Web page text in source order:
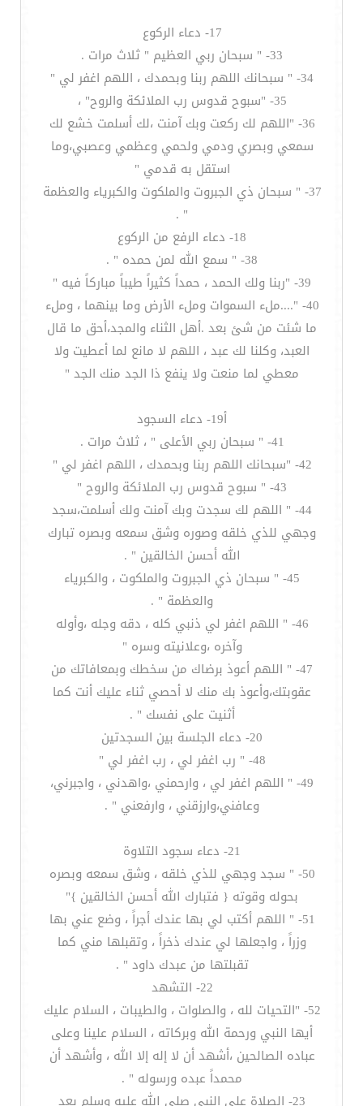
17- دعاء الركوع
33- " سبحان ربي العظيم " ثلاث مرات .
34- " سبحانك اللهم ربنا وبحمدك ، اللهم اغفر لي "
35- "سبوح قدوس رب الملائكة والروح" ،
36- "اللهم لك ركعت وبك آمنت ،لك أسلمت خشع لك
سمعي وبصري ودمي ولحمي وعظمي وعصبي،وما
استقل به قدمي "
37- " سبحان ذي الجبروت والملكوت والكبرياء والعظمة
" .
18- دعاء الرفع من الركوع
38- " سمع الله لمن حمده " .
39- "ربنا ولك الحمد ، حمداً كثيراً طيباً مباركاً فيه "
40- "....ملء السموات وملء الأرض وما بينهما ، وملء
ما شئت من شئ بعد .أهل الثناء والمجد،أحق ما قال
العبد، وكلنا لك عبد ، اللهم لا مانع لما أعطيت ولا
معطي لما منعت ولا ينفع ذا الجد منك الجد "
أ19- دعاء السجود
41- " سبحان ربي الأعلى " ، ثلاث مرات .
42- "سبحانك اللهم ربنا وبحمدك ، اللهم اغفر لي "
43- " سبوح قدوس رب الملائكة والروح "
44- " اللهم لك سجدت وبك آمنت ولك أسلمت،سجد
وجهي للذي خلقه وصوره وشق سمعه وبصره تبارك
الله أحسن الخالقين " .
45- " سبحان ذي الجبروت والملكوت ، والكبرياء
والعظمة " .
46- " اللهم اغفر لي ذنبي كله ، دقه وجله ،وأوله
وآخره ،وعلانيته وسره "
47- " اللهم أعوذ برضاك من سخطك وبمعافاتك من
عقوبتك،وأعوذ بك منك لا أحصي ثناء عليك أنت كما
أثنيت على نفسك " .
20- دعاء الجلسة بين السجدتين
48- " رب اغفر لي ، رب اغفر لي "
49- " اللهم اغفر لي ، وارحمني ،واهدني ، واجبرني،
وعافني،وارزقني ، وارفعني " .
21- دعاء سجود التلاوة
50- " سجد وجهي للذي خلقه ، وشق سمعه وبصره
بحوله وقوته { فتبارك الله أحسن الخالقين }"
51- " اللهم أكتب لي بها عندك أجراً ، وضع عني بها
وزراً ، واجعلها لي عندك ذخراً ، وتقبلها مني كما
تقبلتها من عبدك داود " .
22- التشهد
52- "التحيات لله ، والصلوات ، والطيبات ، السلام عليك
أيها النبي ورحمة الله وبركاته ، السلام علينا وعلى
عباده الصالحين ،أشهد أن لا إله إلا الله ، وأشهد أن
محمداً عبده ورسوله " .
23- الصلاة على النبي صلى الله عليه وسلم بعد